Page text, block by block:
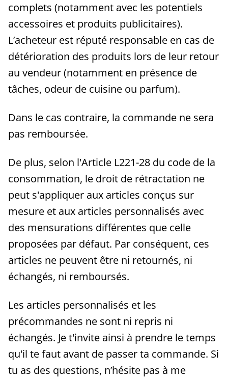
complets (notamment avec les potentiels
accessoires et produits publicitaires).
L’acheteur est réputé responsable en cas de
détérioration des produits lors de leur retour
au vendeur (notamment en présence de
tâches, odeur de cuisine ou parfum).
Dans le cas contraire, la commande ne sera
pas remboursée.
De plus, selon l'Article L221-28 du code de la
consommation, le droit de rétractation ne
peut s'appliquer aux articles conçus sur
mesure et aux articles personnalisés avec
des mensurations différentes que celle
proposées par défaut. Par conséquent, ces
articles ne peuvent être ni retournés, ni
échangés, ni remboursés.
Les articles personnalisés et les
précommandes ne sont ni repris ni
échangés. Je t'invite ainsi à prendre le temps
qu'il te faut avant de passer ta commande. Si
tu as des questions, n’hésite pas à me